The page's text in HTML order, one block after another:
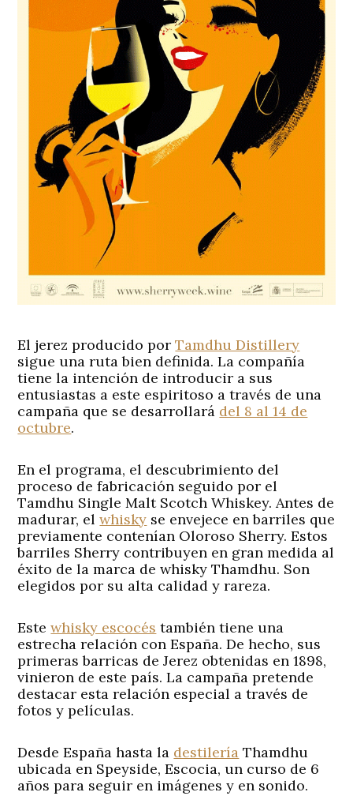
El jerez producido porTamdhu Distillery
sigue una ruta bien definida. La compañía
tiene la intención de introducir a sus
entusiastas a este espiritoso a través de una
campaña que se desarrollará del 8 al 14 de
octubre.
En el programa, el descubrimiento del
proceso de fabricación seguido por el
Tamdhu Single Malt Scotch Whiskey. Antes de
madurar, elwhisky se envejece en barriles que
previamente contenían Oloroso Sherry. Estos
barriles Sherry contribuyen en gran medida al
éxito de la marca de whisky Thamdhu. Son
elegidos por su alta calidad y rareza.
Estewhisky escocés también tiene una
estrecha relación con España. De hecho, sus
primeras barricas de Jerez obtenidas en 1898,
vinieron de este país. La campaña pretende
destacar esta relación especial a través de
fotos y películas.
Desde España hasta la destilería Thamdhu
ubicada en Speyside, Escocia, un curso de 6
años para seguir en imágenes y en sonido.